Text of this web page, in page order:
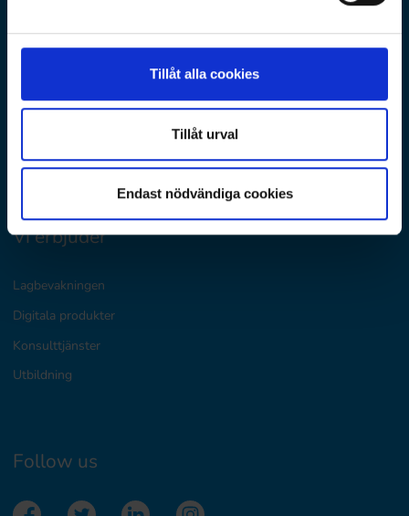
Tillåt alla cookies
Tillåt urval
Endast nödvändiga cookies
D&E Nordics
Vi erbjuder
Lagbevakningen
Digitala produkter
Konsulttjänster
Utbildning
Follow us